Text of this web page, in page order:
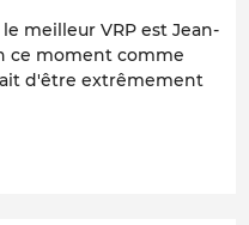
meilleur VRP est Jean-
ce moment comme
d'être extrêmement